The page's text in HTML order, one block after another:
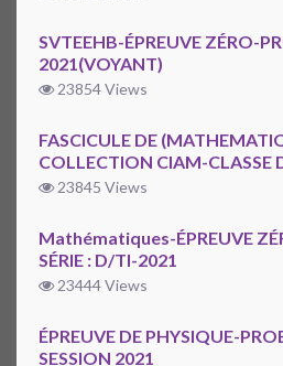
SVTEEHB-ÉPREUVE ZÉRO-
2021(VOYANT)
23854 Views
FASCICULE DE
COLLECTION CIAM-CLASSE
23845 Views
Mathématiques-ÉPREUVE
SÉRIE : D/TI-2021
23444 Views
ÉPREUVE DE PHYSIQUE-
SESSION 2021